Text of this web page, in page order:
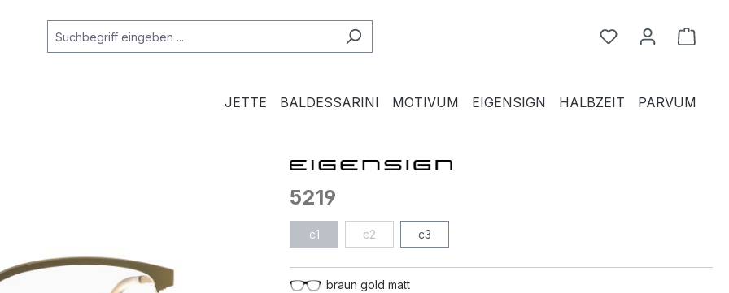
Du hast 0
JETTE BALDESSARINI MOTIVUM EIGENSIGN HALBZEIT PARVUM
5219
c1 c2 c3
braun gold matt